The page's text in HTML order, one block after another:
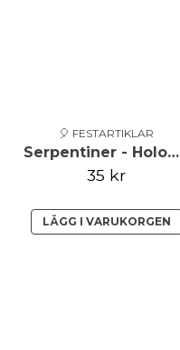
🎈 FESTARTIKLAR
Serpentiner - Holographic - Silver**
35 kr
LÄGG I VARUKORGEN